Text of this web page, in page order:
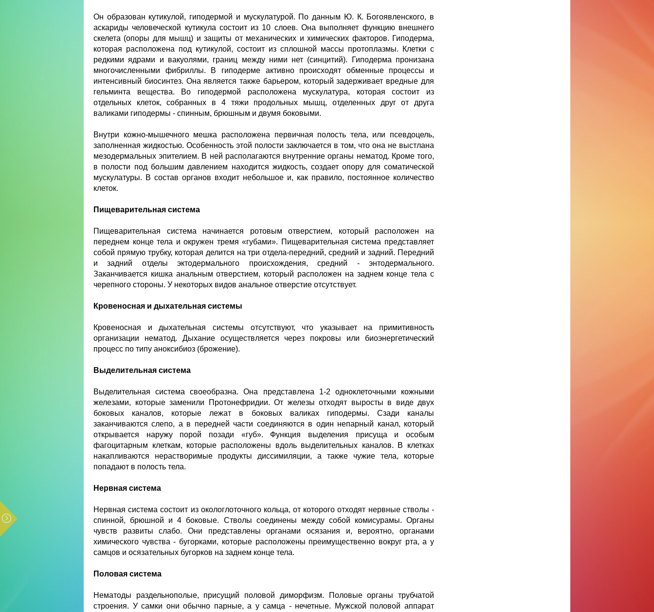
Он образован кутикулой, гиподермой и мускулатурой. По данным Ю. К. Богоявленского, в
аскариды человеческой кутикула состоит из 10 слоев. Она выполняет функцию внешнего
скелета (опоры для мышц) и защиты от механических и химических факторов. Гиподерма,
которая расположена под кутикулой, состоит из сплошной массы протоплазмы. Клетки с
редкими ядрами и вакуолями, границ между ними нет (синцитий). Гиподерма пронизана
многочисленными фибриллы. В гиподерме активно происходят обменные процессы и
интенсивный биосинтез. Она является также барьером, который задерживает вредные для
гельминта вещества. Во гиподермой расположена мускулатура, которая состоит из
отдельных клеток, собранных в 4 тяжи продольных мышц, отделенных друг от друга
валиками гиподермы - спинным, брюшным и двумя боковыми.
Внутри кожно-мышечного мешка расположена первичная полость тела, или псевдоцель,
заполненная жидкостью. Особенность этой полости заключается в том, что она не выстлана
мезодермальных эпителием. В ней располагаются внутренние органы нематод. Кроме того,
в полости под большим давлением находится жидкость, создает опору для соматической
мускулатуры. В состав органов входит небольшое и, как правило, постоянное количество
клеток.
Пищеварительная система
Пищеварительная система начинается ротовым отверстием, который расположен на
переднем конце тела и окружен тремя «губами». Пищеварительная система представляет
собой прямую трубку, которая делится на три отдела-передний, средний и задний. Передний
и задний отделы эктодермального происхождения, средний - энтодермального.
Заканчивается кишка анальным отверстием, который расположен на заднем конце тела с
черепного стороны. У некоторых видов анальное отверстие отсутствует.
Кровеносная и дыхательная системы
Кровеносная и дыхательная системы отсутствуют, что указывает на примитивность
организации нематод. Дыхание осуществляется через покровы или биоэнергетический
процесс по типу аноксибиоз (брожение).
Выделительная система
Выделительная система своеобразна. Она представлена 1-2 одноклеточными кожными
железами, которые заменили Протонефридии. От железы отходят выросты в виде двух
боковых каналов, которые лежат в боковых валиках гиподермы. Сзади каналы
заканчиваются слепо, а в передней части соединяются в один непарный канал, который
открывается наружу порой позади «губ». Функция выделения присуща и особым
фагоцитарным клеткам, которые расположены вдоль выделительных каналов. В клетках
накапливаются нерастворимые продукты диссимиляции, а также чужие тела, которые
попадают в полость тела.
Нервная система
Нервная система состоит из окологлоточного кольца, от которого отходят нервные стволы -
спинной, брюшной и 4 боковые. Стволы соединены между собой комисурамы. Органы
чувств развиты слабо. Они представлены органами осязания и, вероятно, органами
химического чувства - бугорками, которые расположены преимущественно вокруг рта, а у
самцов и осязательных бугорков на заднем конце тела.
Половая система
Нематоды раздельнополые, присущий половой диморфизм. Половые органы трубчатой
строения. У самки они обычно парные, а у самца - нечетные. Мужской половой аппарат